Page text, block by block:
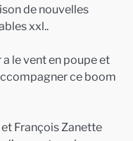
de nouvelles
xxl..
a le vent en poupe et
ce boom
François Zanette